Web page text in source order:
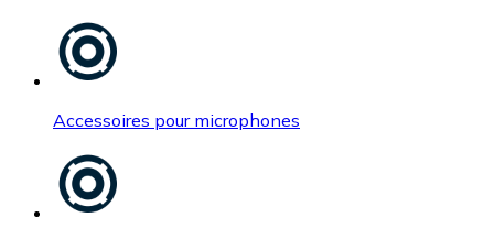
Accessoires pour microphones